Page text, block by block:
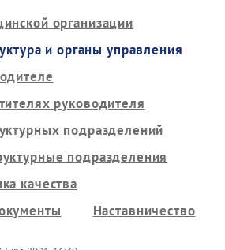
организации
и органы управления
руководителя
подразделений
подразделения
качества
Наставничество